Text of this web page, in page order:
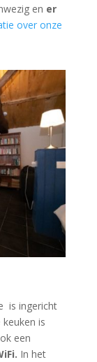
en er
over onze
is ingericht
keuken is
een
In het